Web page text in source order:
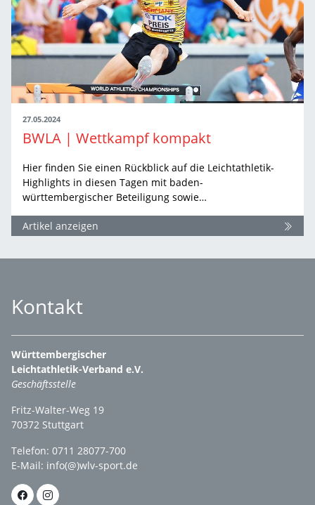
27.05.2024
BWLA | Wettkampf kompakt
Hier finden Sie einen Rückblick auf die Leichtathletik-
Highlights in diesen Tagen mit baden-
württembergischer Beteiligung sowie…
Artikel anzeigen
Kontakt
Württembergischer
Leichtathletik-Verband e.V.
Geschäftsstelle
Fritz-Walter-Weg 19
70372 Stuttgart
Telefon: 0711 28077-700
E-Mail: info(@)wlv-sport.de